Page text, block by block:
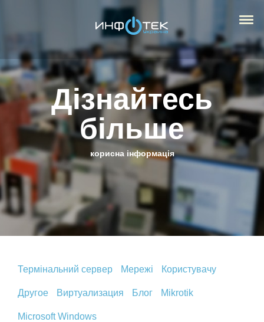
Дізнайтесь
більше
корисна інформація
Термінальний сервер Мережі Користувачу
Другое Виртуализация Блог Mikrotik
Microsoft Windows